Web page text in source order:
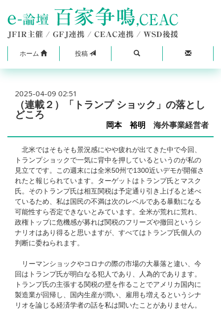
ホーム 投稿
2025-04-09 02:51
（連載２）「トランプ ショック」の落とし
どころ
岡本 裕明 海外事業経営者
北米ではそもそも景況感にやや疲れが出てきた中で今回、
トランプショックで一気に背中を押しているというのが私の
見立てです。この週末には全米50州で1300近いデモが開催さ
れたと報じられています。ターゲットはトランプ氏とマスク
氏。そのトランプ氏は相互関税は予定通り引き上げると述べ
ているため、私は国民の不満は次のレベルである暴動になる
可能性すら否定できないとみています。全米が荒れに荒れ、
政権トップに危機感が募れば関税のフリーズや撤回というシ
ナリオはあり得ると思いますが、すべてはトランプ氏個人の
判断に委ねられます。
リーマンショックやコロナの際の市場の大暴落と違い、今
回はトランプ氏が明白なる犯人であり、人為的であります。
トランプ氏の主張する関税の壁を作ることでアメリカ国内に
製造業が回帰し、国内生産が潤い、雇用も増えるというシナ
リオを論じる経済学者の話を私は聞いたことがありません。